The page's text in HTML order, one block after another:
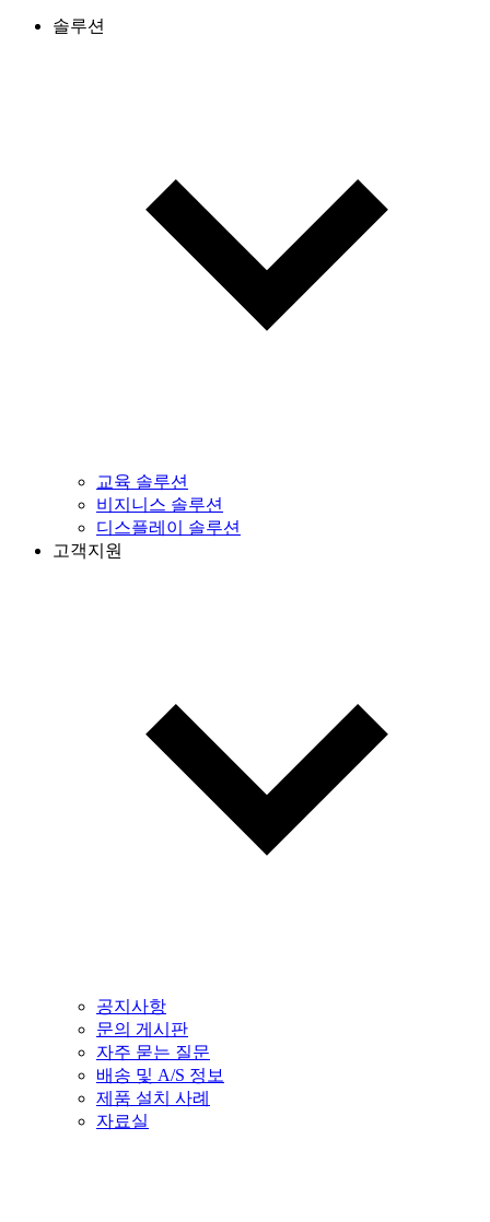
솔루션
교육 솔루션
비지니스 솔루션
디스플레이 솔루션
고객지원
공지사항
문의 게시판
자주 묻는 질문
배송 및 A/S 정보
제품 설치 사례
자료실